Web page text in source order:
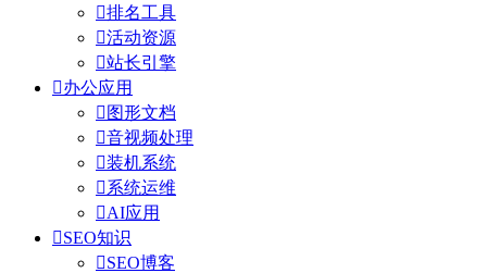
排名工具
活动资源
站长引擎
办公应用
 图形文档
音视频处理
装机系统
系统运维
AI应用
SEO知识
SEO博客